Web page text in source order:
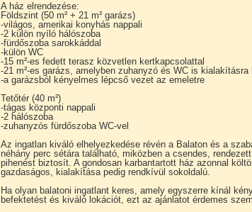
A ház elrendezése:
Földszint (50 m² + 21 m² garázs)
-világos, amerikai konyhás nappali
-2 külön nyíló hálószoba
-fürdőszoba sarokkáddal
-külön WC
-15 m²-es fedett terasz közvetlen kertkapcsolattal
-21 m²-es garázs, amelyben zuhanyzó és WC is kialakításra
-a garázsból kényelmes lépcső vezet az emeletre
Tetőtér (40 m²)
-tágas központi nappali
-2 hálószoba
-zuhanyzós fürdőszoba WC-vel
Az ingatlan kiváló elhelyezkedése révén a Balaton és a
néhány perc sétára található, miközben a csendes,
pihenést biztosít. A gondosan karbantartott ház azonnal
gazdaságos, kialakítása pedig rendkívül sokoldalú.
Ha olyan balatoni ingatlant keres, amely egyszerre kínál
befektetést és kiváló lokációt, ezt az ajánlatot érdemes